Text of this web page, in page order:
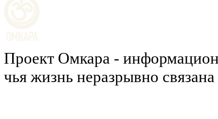
Проект Омкара -
чья жизнь неразрывно